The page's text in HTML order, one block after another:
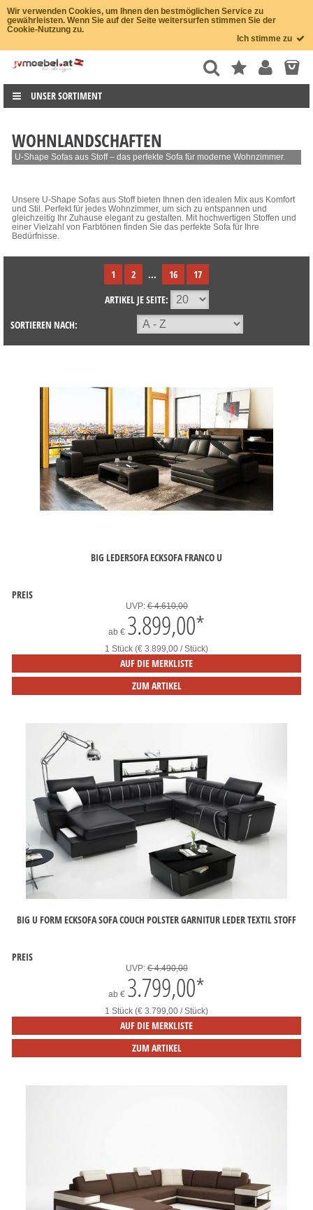
Wir verwenden Cookies, um Ihnen den bestmöglichen Service zu
gewährleisten. Wenn Sie auf der Seite weitersurfen stimmen Sie der
Cookie-Nutzung zu.
Ich stimme zu
UNSER SORTIMENT
WOHNLANDSCHAFTEN
U-Shape Sofas aus Stoff – das perfekte Sofa für moderne Wohnzimmer.
Unsere U-Shape Sofas aus Stoff bieten Ihnen den idealen Mix aus Komfort
und Stil. Perfekt für jedes Wohnzimmer, um sich zu entspannen und
gleichzeitig Ihr Zuhause elegant zu gestalten. Mit hochwertigen Stoffen und
einer Vielzahl von Farbtönen finden Sie das perfekte Sofa für Ihre
Bedürfnisse.
1 2 ... 16
17
ARTIKEL JE SEITE:
SORTIEREN NACH:
BIG LEDERSOFA ECKSOFA FRANCO U
PREIS
UVP:€ 4.610,00
ab € 3.899,00*
1 Stück (€ 3.899,00 / Stück)
AUF DIE MERKLISTE
ZUM ARTIKEL
BIG U FORM ECKSOFA SOFA COUCH POLSTER GARNITUR LEDER TEXTIL STOFF
PREIS
UVP:€ 4.490,00
ab € 3.799,00*
1 Stück (€ 3.799,00 / Stück)
AUF DIE MERKLISTE
ZUM ARTIKEL